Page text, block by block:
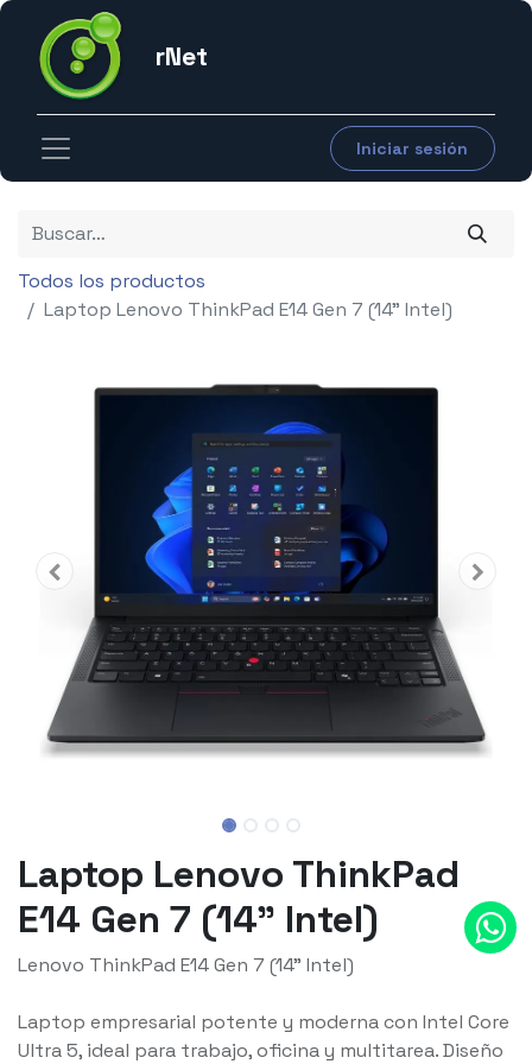
rNet
Iniciar sesión
Todos los productos
Laptop Lenovo ThinkPad E14 Gen 7 (14" Intel)
Laptop Lenovo ThinkPad
E14 Gen 7 (14" Intel)
Lenovo ThinkPad E14 Gen 7 (14” Intel)
Laptop empresarial potente y moderna con Intel Core
Ultra 5, ideal para trabajo, oficina y multitarea. Diseño